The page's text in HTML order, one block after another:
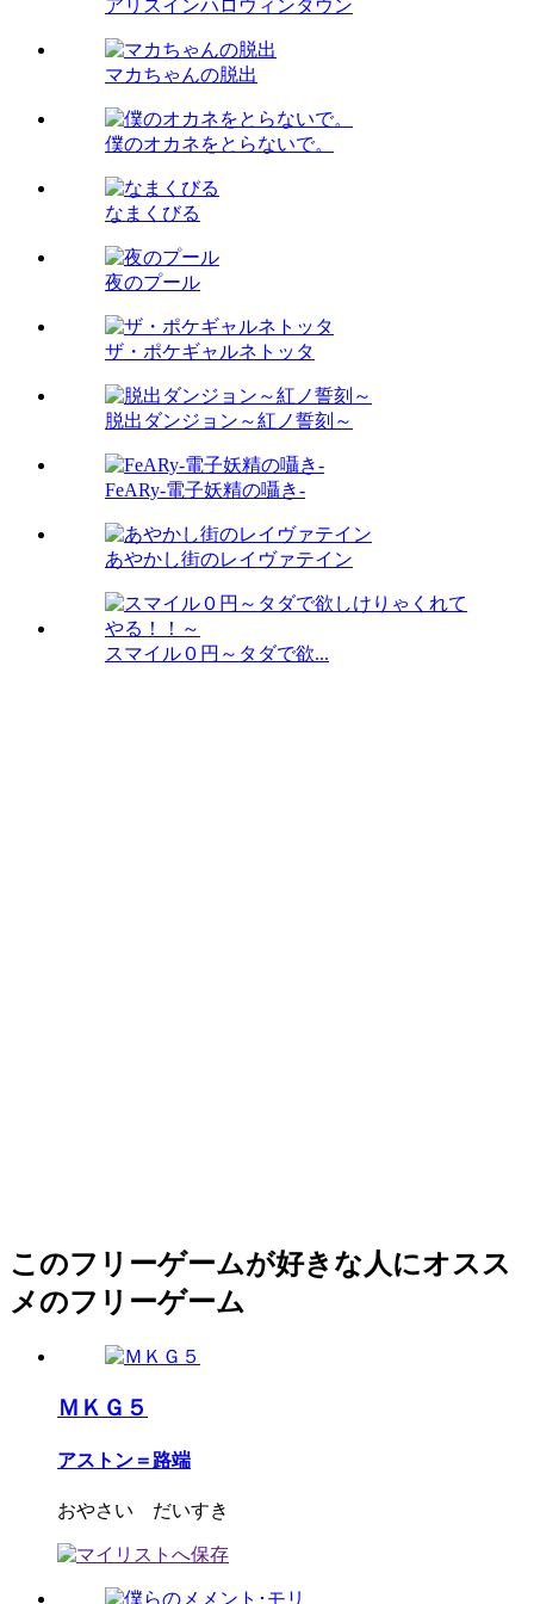
アリスインハロウィンタウン
マカちゃんの脱出
僕のオカネをとらないで。
なまくびる
夜のプール
ザ・ポケギャルネトッタ
脱出ダンジョン～紅ノ誓刻～
FeARy-電子妖精の囁き-
あやかし街のレイヴァテイン
スマイル０円～タダで欲...
このフリーゲームが好きな人にオスス
メのフリーゲーム
ＭＫＧ５
アストン＝路端
おやさい だいすき